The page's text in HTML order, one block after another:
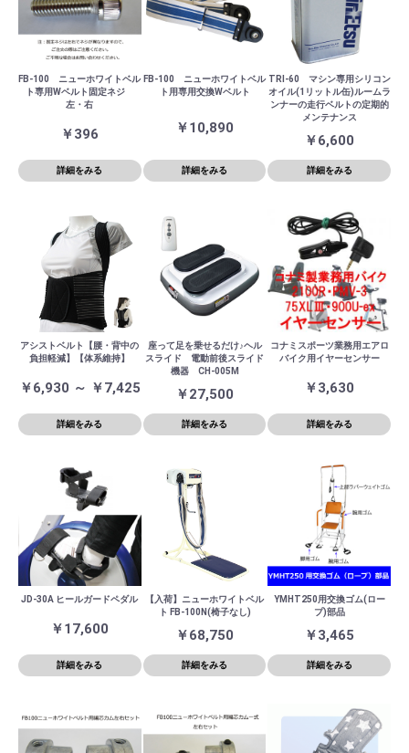
FB-100 ニューホワイトベル
ト専用Wベルト固定ネジ
左・右
￥396
詳細をみる
FB-100 ニューホワイトベル
ト用専用交換Wベルト
￥10,890
詳細をみる
TRI-60 マシン専用シリコン
オイル(1リットル缶)ルームラ
ンナーの走行ベルトの定期的
メンテナンス
￥6,600
詳細をみる
アシストベルト【腰・背中の
負担軽減】【体系維持】
￥6,930 ～ ￥7,425
詳細をみる
座って足を乗せるだけ♪ヘル
スライド 電動前後スライド
機器 CH-005M
￥27,500
詳細をみる
コナミスポーツ業務用エアロ
バイク用イヤーセンサー
￥3,630
詳細をみる
JD-30A ヒールガードペダル
￥17,600
詳細をみる
【入荷】ニューホワイトベル
ト FB-100N(椅子なし)
￥68,750
詳細をみる
YMHT250用交換ゴム(ロー
プ)部品
￥3,465
詳細をみる